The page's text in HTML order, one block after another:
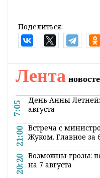
Поделиться:
Лента
7:05
День Анны
августа
21:00 Встреча с
Жуком. Главное за
20:20 Возможны грозы:
на 7 августа